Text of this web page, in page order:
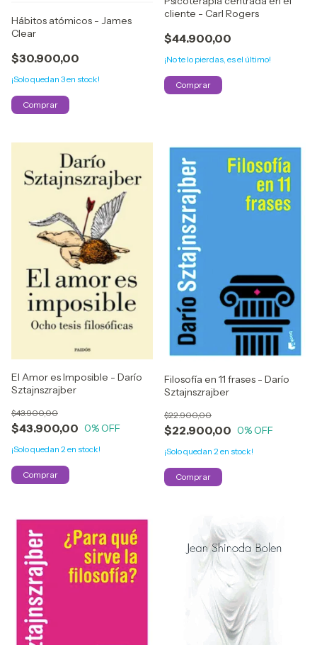
Hábitos atómicos - James
Clear
$30.900,00
¡Solo quedan 3en stock!
cliente - Carl Rogers
$44.900,00
¡No te lo pierdas, es el último!
El Amor es Imposible - Darío
Sztajnszrajber
$43.900,00
$43.900,00
0% OFF
¡Solo quedan 2en stock!
Filosofía en 11 frases - Darío
Sztajnszrajber
$22.900,00
$22.900,00
0% OFF
¡Solo quedan 2en stock!